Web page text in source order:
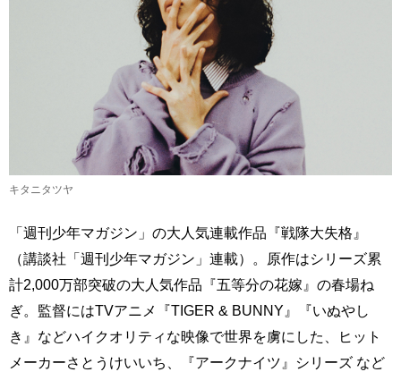
キタニタツヤ
「週刊少年マガジン」の大人気連載作品『戦隊大失格』
（講談社「週刊少年マガジン」連載）。原作はシリーズ累
計2,000万部突破の大人気作品『五等分の花嫁』の春場ね
ぎ。監督にはTVアニメ『TIGER & BUNNY』『いぬやし
き』などハイクオリティな映像で世界を虜にした、ヒット
メーカーさとうけいいち、『アークナイツ』シリーズ など